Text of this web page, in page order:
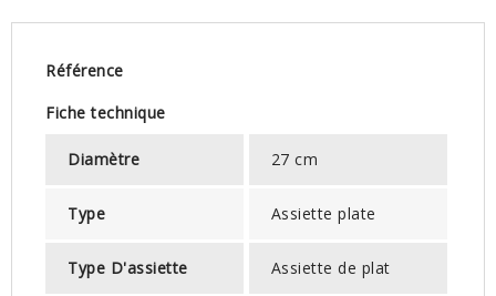
Référence
Fiche technique
Diamètre 27 cm
Type Assiette plate
Type D'assiette Assiette de plat